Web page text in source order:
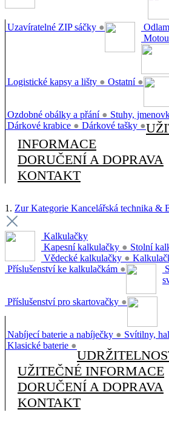
Uzavíratelné ZIP sáčky ●
Logistické kapsy a lišty ● Ostatní ●
Ozdobné obálky a přání ● Stuhy,
Dárkové krabice ● Dárkové tašky ●
INFORMACE
DORUČENÍ A DOPRAVA
KONTAKT
1. Zur Kategorie Kancelářská technika &
Kalkulačky
Kapesní kalkulačky ● Stolní
Vědecké kalkulačky ●
Příslušenství ke kalkulačkám ●
Příslušenství pro skartovačky ●
Nabíjecí baterie a nabíječky ● Svítilny,
Klasické baterie ●
UŽITEČNÉ INFORMACE
DORUČENÍ A DOPRAVA
KONTAKT